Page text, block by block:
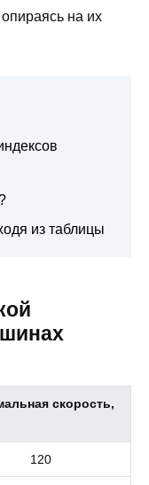
на их
из таблицы
скорость,
120